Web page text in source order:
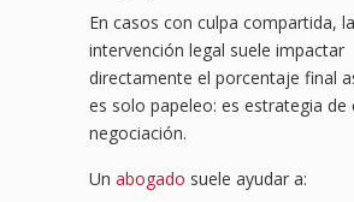
En casos con culpa compartida, la
intervención legal suele impactar
directamente el porcentaje final
es solo papeleo: es estrategia de
negociación.
Un abogado suele ayudar a: